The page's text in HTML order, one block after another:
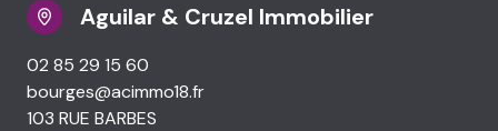
Aguilar & Cruzel Immobilier
02 85 29 15 60
bourges@acimmo18.fr
103 RUE BARBES